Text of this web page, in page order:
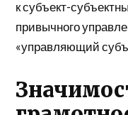
к субъект-
привычного
«управляющий